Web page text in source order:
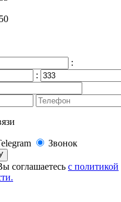
:
:
Звонок
соглашаетесь с политикой